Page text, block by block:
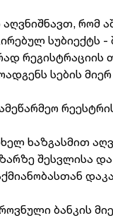
რომ
სუბიექტს -
რეგისტრაციის
სების
ხაზგასმით
შესვლისა
ბანკის